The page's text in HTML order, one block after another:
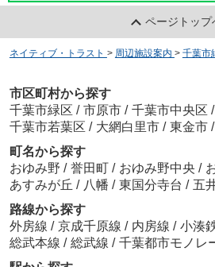
ページトップ
ネイティブ・トラスト > 周辺施設案内 > 千葉市
市区町村から探す
千葉市緑区 / 市原市 / 千葉市中央区 /
千葉市若葉区 / 大網白里市 / 東金市 /
町名から探す
おゆみ野 / 誉田町 / おゆみ野中央 /
あすみが丘 / 八幡 / 東国分寺台 / 五
路線から探す
外房線 / 京成千原線 / 内房線 / 小湊
総武本線 / 総武線 / 千葉都市モノレ